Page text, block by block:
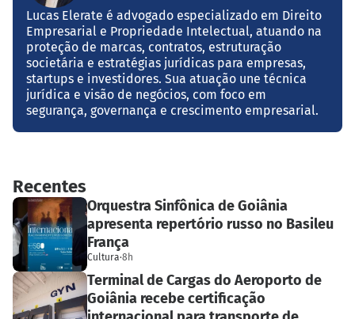
Lucas Elerate é advogado especializado em Direito
Empresarial e Propriedade Intelectual, atuando na
proteção de marcas, contratos, estruturação
societária e estratégias jurídicas para empresas,
startups e investidores. Sua atuação une técnica
jurídica e visão de negócios, com foco em
segurança, governança e crescimento empresarial.
Recentes
Orquestra Sinfônica de Goiânia
apresenta repertório russo no Basileu
França
Cultura·8h
Terminal de Cargas do Aeroporto de
Goiânia recebe certificação